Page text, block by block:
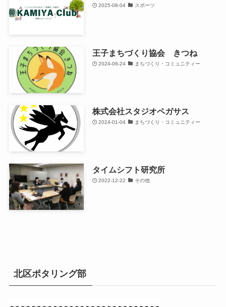
2025-08-04 スポーツ
王子まちづくり協会 きつね
2024-06-24 まちづくり・コミュニティー
株式会社スタジオペガサス
2024-01-04 まちづくり・コミュニティー
タイムシフト研究所
2022-12-22 その他
北区ポタリング部